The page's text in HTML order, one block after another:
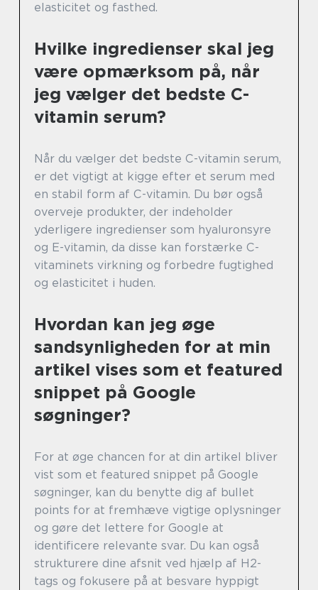
elasticitet og fasthed.
Hvilke ingredienser skal jeg
være opmærksom på, når
jeg vælger det bedste C-
vitamin serum?
Når du vælger det bedste C-vitamin serum,
er det vigtigt at kigge efter et serum med
en stabil form af C-vitamin. Du bør også
overveje produkter, der indeholder
yderligere ingredienser som hyaluronsyre
og E-vitamin, da disse kan forstærke C-
vitaminets virkning og forbedre fugtighed
og elasticitet i huden.
Hvordan kan jeg øge
sandsynligheden for at min
artikel vises som et featured
snippet på Google
søgninger?
For at øge chancen for at din artikel bliver
vist som et featured snippet på Google
søgninger, kan du benytte dig af bullet
points for at fremhæve vigtige oplysninger
og gøre det lettere for Google at
identificere relevante svar. Du kan også
strukturere dine afsnit ved hjælp af H2-
tags og fokusere på at besvare hyppigt